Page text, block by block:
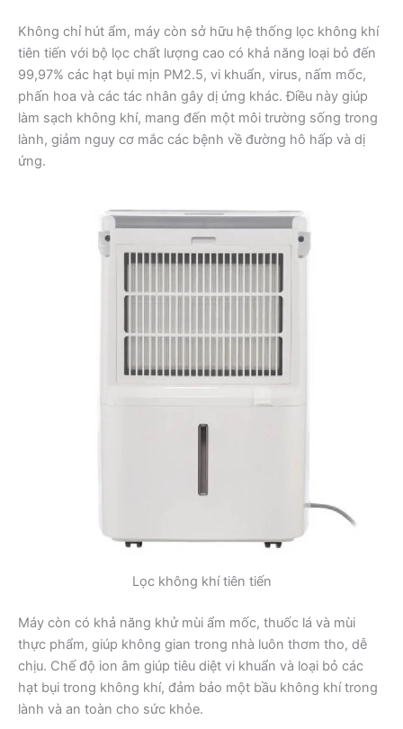
Không chỉ hút ẩm, máy còn sở hữu hệ thống lọc không khí
tiên tiến với bộ lọc chất lượng cao có khả năng loại bỏ đến
99,97% các hạt bụi mịn PM2.5, vi khuẩn, virus, nấm mốc,
phấn hoa và các tác nhân gây dị ứng khác. Điều này giúp
làm sạch không khí, mang đến một môi trường sống trong
lành, giảm nguy cơ mắc các bệnh về đường hô hấp và dị
ứng.
Lọc không khí tiên tiến
Máy còn có khả năng khử mùi ẩm mốc, thuốc lá và mùi
thực phẩm, giúp không gian trong nhà luôn thơm tho, dễ
chịu. Chế độ ion âm giúp tiêu diệt vi khuẩn và loại bỏ các
hạt bụi trong không khí, đảm bảo một bầu không khí trong
lành và an toàn cho sức khỏe.